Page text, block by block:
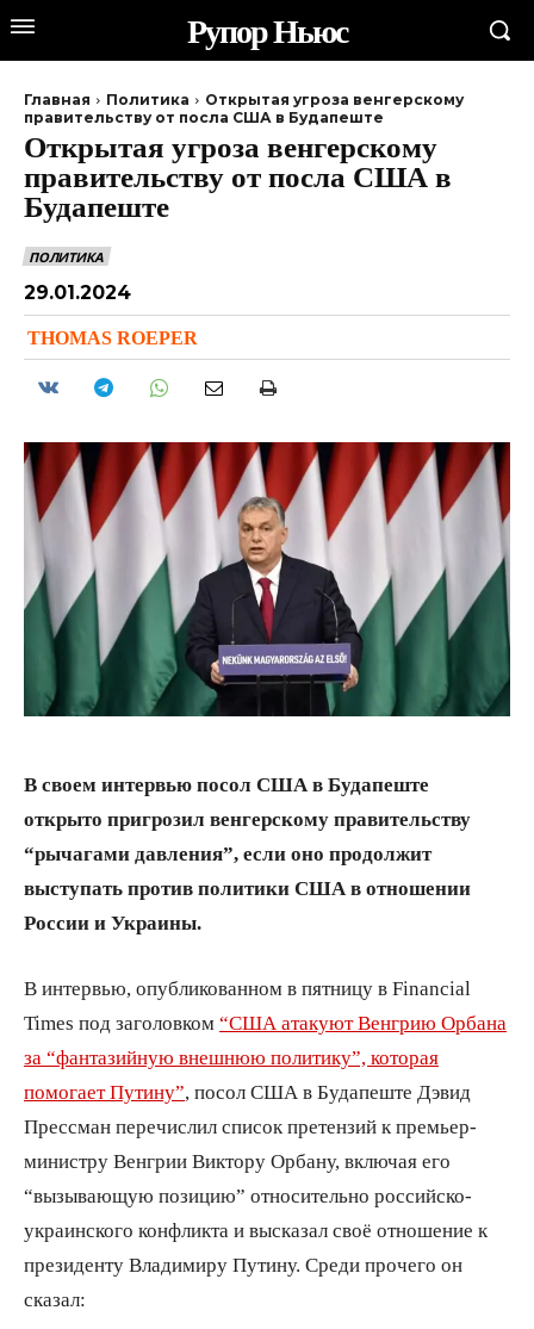
Рупор Ньюс
Главная Политика
Открытая угроза венгерскому
правительству от посла США в Будапеште
Открытая угроза венгерскому
правительству от посла США в
Будапеште
ПОЛИТИКА
29.01.2024
THOMAS ROEPER
В своем интервью посол США в Будапеште
открыто пригрозил венгерскому правительству
“рычагами давления”, если оно продолжит
выступать против политики США в отношении
России и Украины.
В интервью, опубликованном в пятницу в Financial
Times под заголовком “США атакуют Венгрию Орбана
за “фантазийную внешнюю политику”, которая
помогает Путину” , посол США в Будапеште Дэвид
Прессман перечислил список претензий к премьер-
министру Венгрии Виктору Орбану, включая его
“вызывающую позицию” относительно российско-
украинского конфликта и высказал своё отношение к
президенту Владимиру Путину. Среди прочего он
сказал: